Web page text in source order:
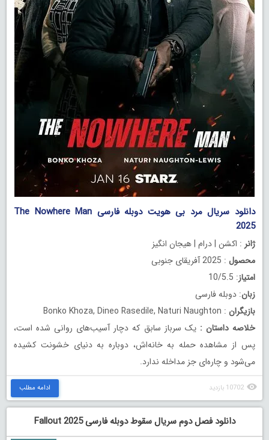
دانلود سریال مرد بی هویت دوبله فارسی The Nowhere Man
2025
ژانر : اکشن | درام | هیجان انگیز
محصول : 2025 آفریقای جنوبی
امتیاز: 10/5.5
زبان: دوبله فارسی
بازیگران : Bonko Khoza, Dineo Rasedile, Naturi Naughton
خلاصه داستان : یک سرباز سابق که دچار آسیب‌های روانی شده است،
پس از مشاهده حمله به خانه‌اش، دوباره به دنیای خشونت کشیده
می‌شود و چاره‌ای جز مداخله ندارد.
10702 بازدید ادامه مطلب
دانلود فصل دوم سریال سقوط دوبله فارسی Fallout 2025